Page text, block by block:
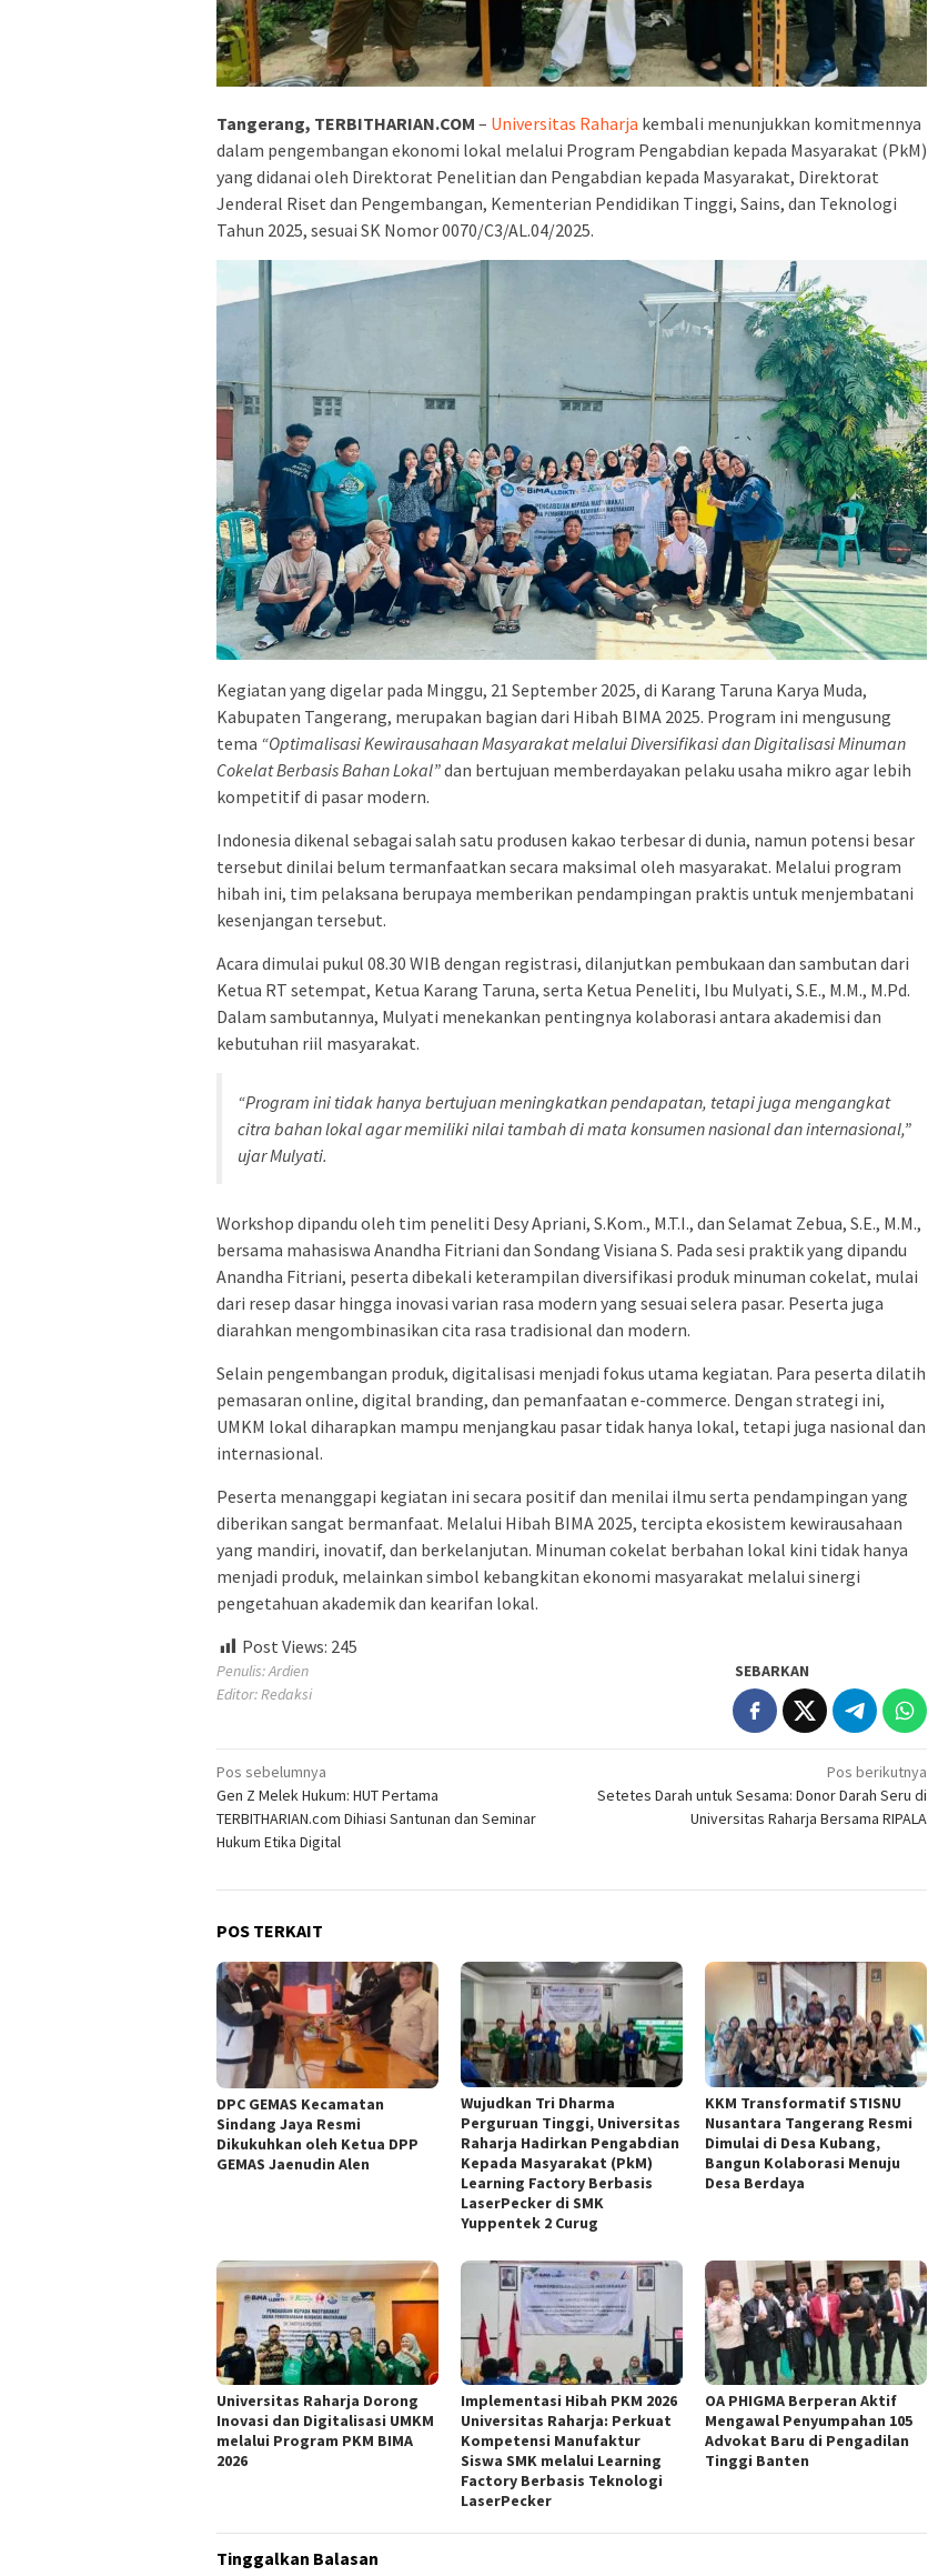
Tangerang, TERBITHARIAN.COM – Universitas Raharja kembali menunjukkan komitmennya
dalam pengembangan ekonomi lokal melalui Program Pengabdian kepada Masyarakat (PkM)
yang didanai oleh Direktorat Penelitian dan Pengabdian kepada Masyarakat, Direktorat
Jenderal Riset dan Pengembangan, Kementerian Pendidikan Tinggi, Sains, dan Teknologi
Tahun 2025, sesuai SK Nomor 0070/C3/AL.04/2025.
Kegiatan yang digelar pada Minggu, 21 September 2025, di Karang Taruna Karya Muda,
Kabupaten Tangerang, merupakan bagian dari Hibah BIMA 2025. Program ini mengusung
tema “Optimalisasi Kewirausahaan Masyarakat melalui Diversifikasi dan Digitalisasi Minuman
Cokelat Berbasis Bahan Lokal”dan bertujuan memberdayakan pelaku usaha mikro agar lebih
kompetitif di pasar modern.
Indonesia dikenal sebagai salah satu produsen kakao terbesar di dunia, namun potensi besar
tersebut dinilai belum termanfaatkan secara maksimal oleh masyarakat. Melalui program
hibah ini, tim pelaksana berupaya memberikan pendampingan praktis untuk menjembatani
kesenjangan tersebut.
Acara dimulai pukul 08.30 WIB dengan registrasi, dilanjutkan pembukaan dan sambutan dari
Ketua RT setempat, Ketua Karang Taruna, serta Ketua Peneliti, Ibu Mulyati, S.E., M.M., M.Pd.
Dalam sambutannya, Mulyati menekankan pentingnya kolaborasi antara akademisi dan
kebutuhan riil masyarakat.
“Program ini tidak hanya bertujuan meningkatkan pendapatan, tetapi juga mengangkat
citra bahan lokal agar memiliki nilai tambah di mata konsumen nasional dan internasional,”
ujar Mulyati.
Workshop dipandu oleh tim peneliti Desy Apriani, S.Kom., M.T.I., dan Selamat Zebua, S.E., M.M.,
bersama mahasiswa Anandha Fitriani dan Sondang Visiana S. Pada sesi praktik yang dipandu
Anandha Fitriani, peserta dibekali keterampilan diversifikasi produk minuman cokelat, mulai
dari resep dasar hingga inovasi varian rasa modern yang sesuai selera pasar. Peserta juga
diarahkan mengombinasikan cita rasa tradisional dan modern.
Selain pengembangan produk, digitalisasi menjadi fokus utama kegiatan. Para peserta dilatih
pemasaran online, digital branding, dan pemanfaatan e-commerce. Dengan strategi ini,
UMKM lokal diharapkan mampu menjangkau pasar tidak hanya lokal, tetapi juga nasional dan
internasional.
Peserta menanggapi kegiatan ini secara positif dan menilai ilmu serta pendampingan yang
diberikan sangat bermanfaat. Melalui Hibah BIMA 2025, tercipta ekosistem kewirausahaan
yang mandiri, inovatif, dan berkelanjutan. Minuman cokelat berbahan lokal kini tidak hanya
menjadi produk, melainkan simbol kebangkitan ekonomi masyarakat melalui sinergi
pengetahuan akademik dan kearifan lokal.
Post Views: 245
Penulis: Ardien
Editor: Redaksi
SEBARKAN
Navigasi
pos
Pos sebelumnya
Gen Z Melek Hukum: HUT Pertama
TERBITHARIAN.com Dihiasi Santunan dan Seminar
Hukum Etika Digital
Pos berikutnya
Setetes Darah untuk Sesama: Donor Darah Seru di
Universitas Raharja Bersama RIPALA
POS TERKAIT
DPC GEMAS Kecamatan
Sindang Jaya Resmi
Dikukuhkan oleh Ketua DPP
GEMAS Jaenudin Alen
Wujudkan Tri Dharma
Perguruan Tinggi, Universitas
Raharja Hadirkan Pengabdian
Kepada Masyarakat (PkM)
Learning Factory Berbasis
LaserPecker di SMK
Yuppentek 2 Curug
KKM Transformatif STISNU
Nusantara Tangerang Resmi
Dimulai di Desa Kubang,
Bangun Kolaborasi Menuju
Desa Berdaya
Universitas Raharja Dorong
Inovasi dan Digitalisasi UMKM
melalui Program PKM BIMA
2026
Implementasi Hibah PKM 2026
Universitas Raharja: Perkuat
Kompetensi Manufaktur
Siswa SMK melalui Learning
Factory Berbasis Teknologi
LaserPecker
OA PHIGMA Berperan Aktif
Mengawal Penyumpahan 105
Advokat Baru di Pengadilan
Tinggi Banten
Tinggalkan Balasan